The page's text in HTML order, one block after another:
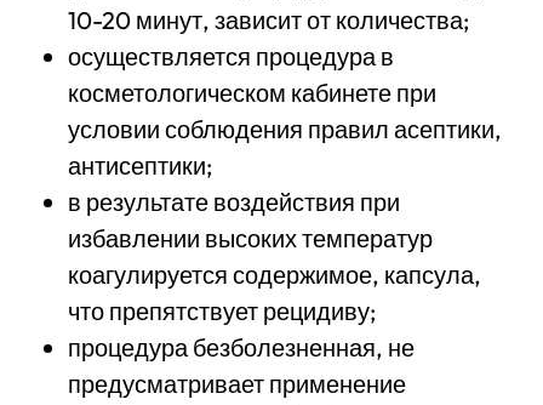
10-20 минут, зависит от количества;
осуществляется процедура в
косметологическом кабинете при
условии соблюдения правил асептики,
антисептики;
в результате воздействия при
избавлении высоких температур
коагулируется содержимое, капсула,
что препятствует рецидиву;
процедура безболезненная, не
предусматривает применение